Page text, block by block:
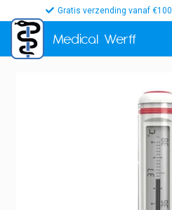
Gratis verzending vanaf €100
Medical Werff